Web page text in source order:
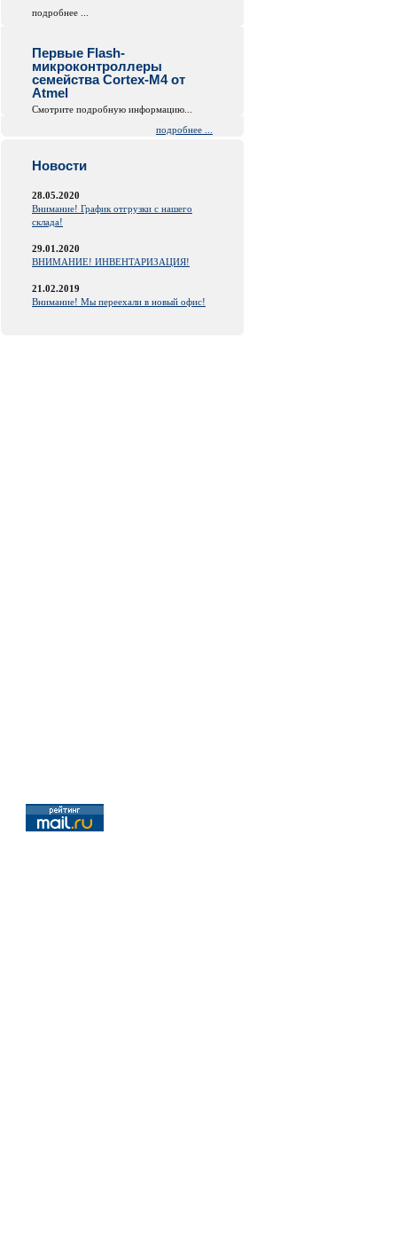
подробнее ...
Первые Flash-
микроконтроллеры
семейства Cortex-M4 от
Atmel
Смотрите подробную информацию...
подробнее ...
Новости
28.05.2020
Внимание! График отгрузки с нашего
склада!
29.01.2020
ВНИМАНИЕ! ИНВЕНТАРИЗАЦИЯ!
21.02.2019
Внимание! Мы переехали в новый офис!